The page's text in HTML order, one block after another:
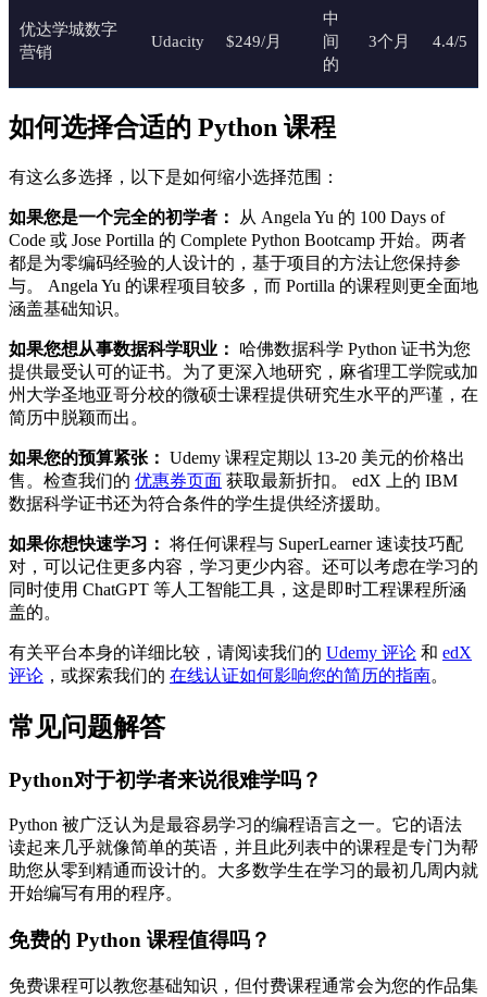
优达学城数字
营销
Udacity $249/月
中
间
的
3个月 4.4/5
如何选择合适的 Python 课程
有这么多选择，以下是如何缩小选择范围：
如果您是一个完全的初学者：
从 Angela Yu 的 100 Days of
Code 或 Jose Portilla 的 Complete Python Bootcamp 开始。两者
都是为零编码经验的人设计的，基于项目的方法让您保持参
与。 Angela Yu 的课程项目较多，而 Portilla 的课程则更全面地
涵盖基础知识。
如果您想从事数据科学职业：
哈佛数据科学 Python 证书为您
提供最受认可的证书。为了更深入地研究，麻省理工学院或加
州大学圣地亚哥分校的微硕士课程提供研究生水平的严谨，在
简历中脱颖而出。
如果您的预算紧张： Udemy 课程定期以 13-20 美元的价格出
售。检查我们的 优惠券页面 获取最新折扣。 edX 上的 IBM
数据科学证书还为符合条件的学生提供经济援助。
如果你想快速学习： 将任何课程与 SuperLearner 速读技巧配
对，可以记住更多内容，学习更少内容。还可以考虑在学习的
同时使用 ChatGPT 等人工智能工具，这是即时工程课程所涵
盖的。
有关平台本身的详细比较，请阅读我们的 Udemy 评论 和 edX
评论 ，或探索我们的 在线认证如何影响您的简历的指南。
常见问题解答
Python对于初学者来说很难学吗？
Python 被广泛认为是最容易学习的编程语言之一。它的语法
读起来几乎就像简单的英语，并且此列表中的课程是专门为帮
助您从零到精通而设计的。大多数学生在学习的最初几周内就
开始编写有用的程序。
免费的 Python 课程值得吗？
免费课程可以教您基础知识，但付费课程通常会为您的作品集